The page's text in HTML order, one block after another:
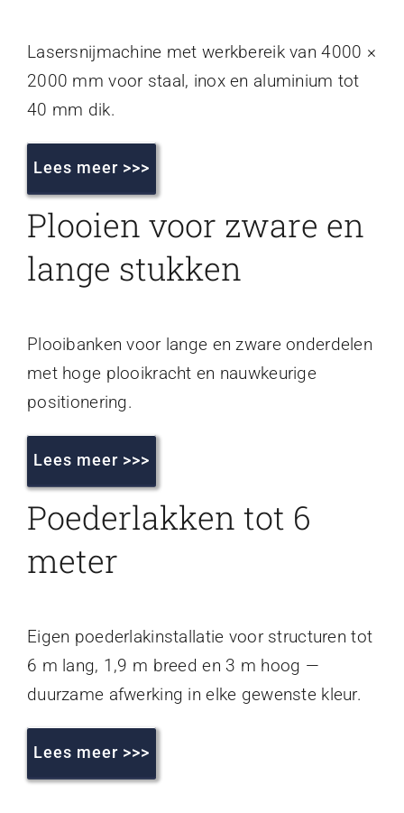
Lasersnijmachine met werkbereik van 4000 ×
2000 mm voor staal, inox en aluminium tot
40 mm dik.
Lees meer >>>
Plooien voor zware en
lange stukken
Plooibanken voor lange en zware onderdelen
met hoge plooikracht en nauwkeurige
positionering.
Lees meer >>>
Poederlakken tot 6
meter
Eigen poederlakinstallatie voor structuren tot
6 m lang, 1,9 m breed en 3 m hoog —
duurzame afwerking in elke gewenste kleur.
Lees meer >>>